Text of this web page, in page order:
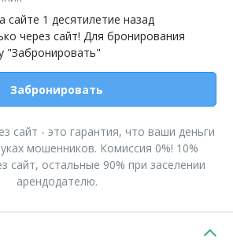
сайте 1 десятилетие назад
через сайт! Для бронирования
"Забронировать"
Забронировать
сайт - это гарантия, что ваши деньги
мошенников. Комиссия 0%! 10%
сайт, остальные 90% при заселении
арендодателю.